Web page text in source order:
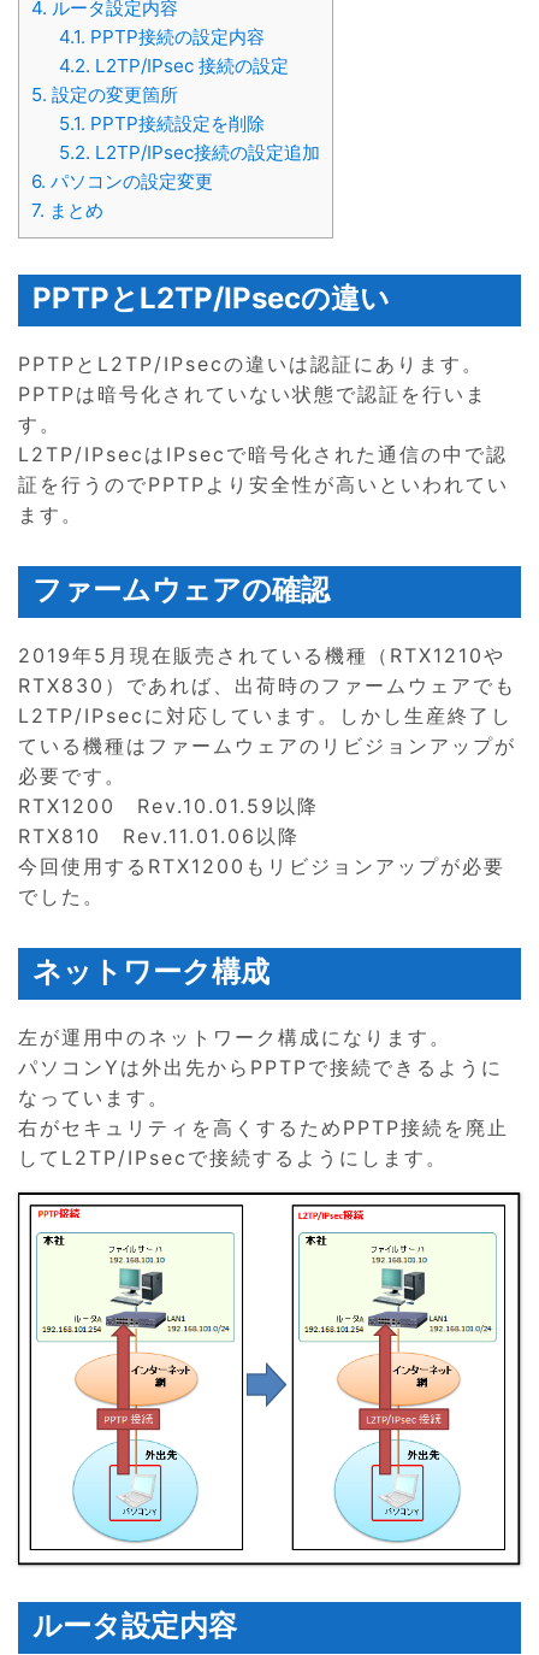
4. ルータ設定内容
4.1. PPTP接続の設定内容
4.2. L2TP/IPsec 接続の設定
5. 設定の変更箇所
5.1. PPTP接続設定を削除
5.2. L2TP/IPsec接続の設定追加
6. パソコンの設定変更
7. まとめ
PPTPとL2TP/IPsecの違い
PPTPとL2TP/IPsecの違いは認証にあります。
PPTPは暗号化されていない状態で認証を行いま
す。
L2TP/IPsecはIPsecで暗号化された通信の中で認
証を行うのでPPTPより安全性が高いといわれてい
ます。
ファームウェアの確認
2019年5月現在販売されている機種（RTX1210や
RTX830）であれば、出荷時のファームウェアでも
L2TP/IPsecに対応しています。しかし生産終了し
ている機種はファームウェアのリビジョンアップが
必要です。
RTX1200 Rev.10.01.59以降
RTX810 Rev.11.01.06以降
今回使用するRTX1200もリビジョンアップが必要
でした。
ネットワーク構成
左が運用中のネットワーク構成になります。
パソコンYは外出先からPPTPで接続できるように
なっています。
右がセキュリティを高くするためPPTP接続を廃止
してL2TP/IPsecで接続するようにします。
ルータ設定内容